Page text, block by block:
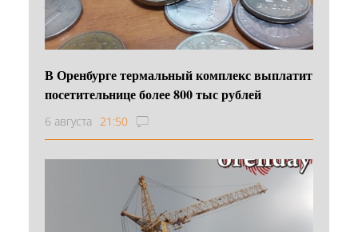
В Оренбурге термальный комплекс выплатит
посетительнице более 800 тыс рублей
6 августа 21:50